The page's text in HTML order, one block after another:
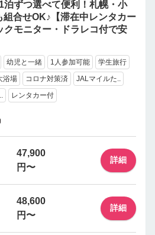
泊ずつ選べて便利！札幌・小
合せOK♪【滞在中レンタカー
クモニター・ドラレコ付で安
幼児と一緒 1人参加可能
学生旅行
浴場 コロナ対策済
JALマイルた..
レンタカー付
47,900
円〜
詳細
48,600
円〜
詳細